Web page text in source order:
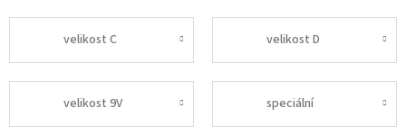
velikost C velikost D
velikost 9V speciální